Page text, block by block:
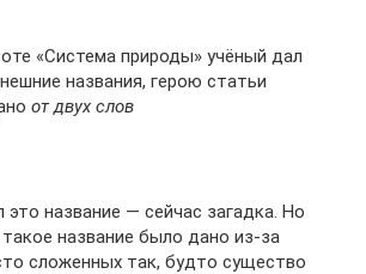
«Система природы» учёный дал
названия, герою статьи
от двух слов
это название — сейчас загадка. Но
название было дано из-за
сложенных так, будто существо